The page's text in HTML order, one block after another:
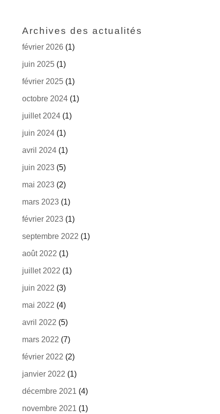
Archives des actualités
février 2026 (1)
juin 2025(1)
février 2025(1)
octobre 2024(1)
juillet 2024(1)
juin 2024(1)
avril 2024(1)
juin 2023(5)
mai 2023(2)
mars 2023(1)
février 2023(1)
septembre 2022 (1)
août 2022 (1)
juillet 2022 (1)
juin 2022 (3)
mai 2022 (4)
avril 2022 (5)
mars 2022 (7)
février 2022 (2)
janvier 2022 (1)
décembre 2021 (4)
novembre 2021 (1)